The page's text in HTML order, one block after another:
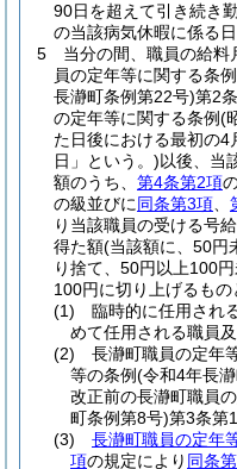
90日を超えて引き続き
の当該病気休暇に係る
5
当分の間、職員の給
員の定年等に関する条
長瀞町条例第22号)第2
の定年等に関する条例(
た日後における最初の4
日」という。)以後、当
額のうち、 第4条第2項
の級並びに同条第3項
り当該職員の受ける号
得た額(当該額に、50円
り捨て、50円以上100
100円に切り上げるもの
(1)
臨時的に任用され
めて任用される職員
(2)
長瀞町職員の定年
等の条例(令和4年長
改正前の長瀞町職員
町条例第8号)第3条第
(3)
長瀞町職員の定年
項の規定により 同条